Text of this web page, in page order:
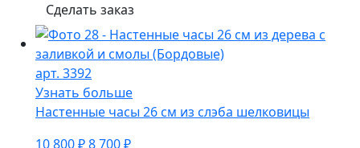
Сделать заказ
арт. 3392
Узнать больше
Настенные часы 26 см из слэба шелковицы
10 800 ₽8 700 ₽